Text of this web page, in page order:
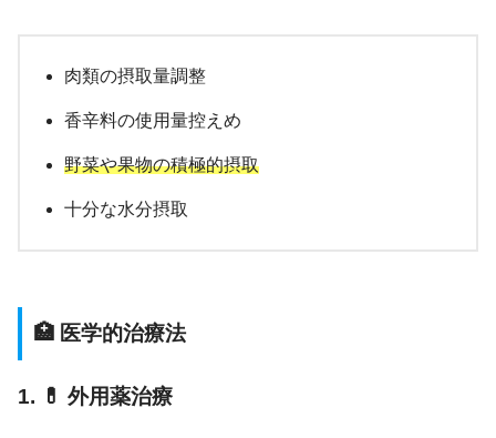
肉類の摂取量調整
香辛料の使用量控えめ
野菜や果物の積極的摂取
十分な水分摂取
🏥 医学的治療法
1. 💊 外用薬治療